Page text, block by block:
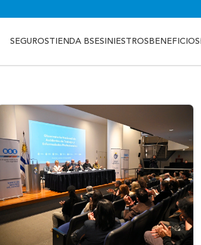
SEGUROSTIENDA BSESINIESTROS BENEFICIOS